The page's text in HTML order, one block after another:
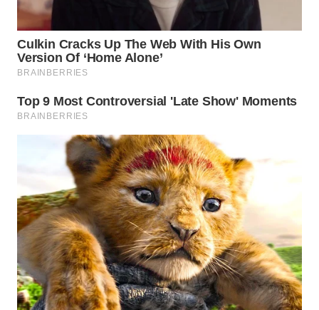
WN
INDRAMAYU
WN
KUNINGAN
WN
WN
SUKABUMI
WN
PURWAKARTA